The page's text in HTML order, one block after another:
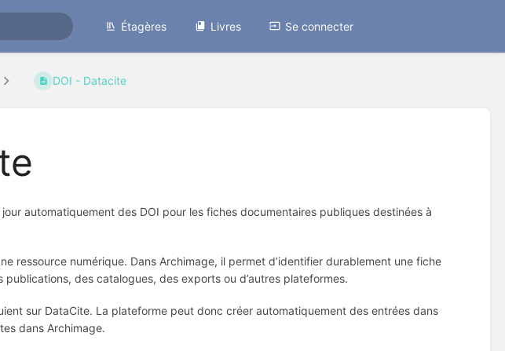
Étagères Livres Se connecter
DOI - Datacite
automatiquement des DOI pour les fiches documentaires publiques destinées à
ressource numérique. Dans Archimage, il permet d’identifier durablement une fiche
des catalogues, des exports ou d’autres plateformes.
sur DataCite. La plateforme peut donc créer automatiquement des entrées dans
dans Archimage.